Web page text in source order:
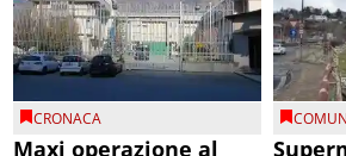
CRONACA
Maxi operazione al